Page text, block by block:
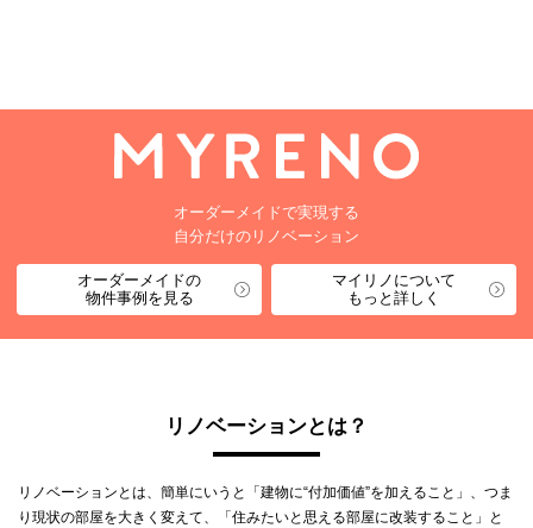
オーダーメイドで実現する
自分だけのリノベーション
オーダーメイドの
物件事例を見る
マイリノについて
もっと詳しく
リノベーションとは？
リノベーションとは、簡単にいうと「建物に“付加価値”を加えること」、つま
り現状の部屋を大きく変えて、「住みたいと思える部屋に改装すること」と